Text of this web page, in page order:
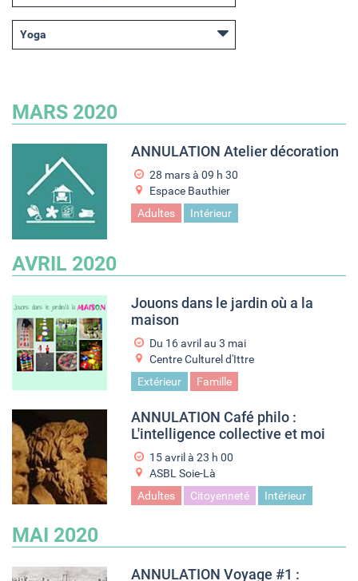
Yoga
MARS 2020
ANNULATION Atelier décoration
28 mars à 09 h 30
Espace Bauthier
Adultes
Intérieur
AVRIL 2020
Jouons dans le jardin où a la
maison
Du 16 avril au 3 mai
Centre Culturel d'Ittre
Extérieur
Famille
ANNULATION Café philo :
L'intelligence collective et moi
15 avril à 23 h 00
ASBL Soie-Là
Adultes
Citoyenneté Intérieur
MAI 2020
ANNULATION Voyage #1 :